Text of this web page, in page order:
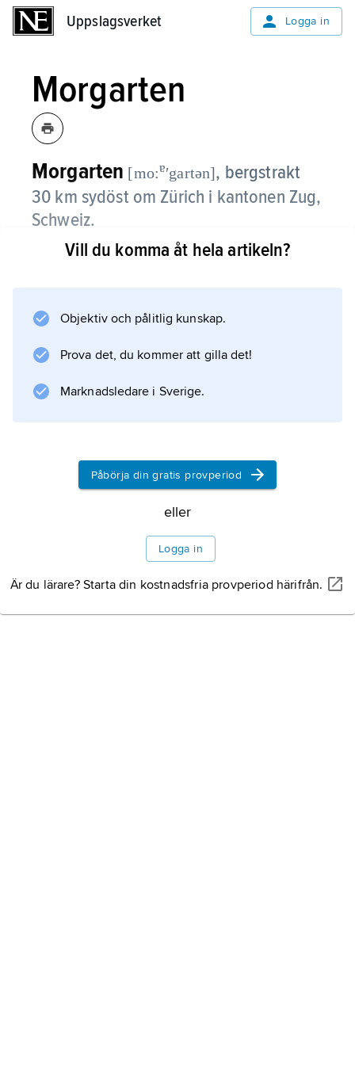
Uppslagsverket Logga in
Morgarten
Morgarten [mo:ɐʹgartən], bergstrakt
30 km sydöst om Zürich i kantonen Zug,
Schweiz.
Morgarten intar en central plats i
cirka 8 000 man, anfölls från bakhåll av ett
med stångvapen. Genom utnyttjande av
terrängen utmanövrerades riddarna, och över
hälften nedgjordes. Slaget vid Morgarten
Information om artikeln
Vill du komma åt hela artikeln?
Objektiv och pålitlig kunskap.
Prova det, du kommer att gilla det!
Marknadsledare i Sverige.
Påbörja din gratis provperiod
eller
Logga in
Är du lärare? Starta din kostnadsfria provperiod härifrån.